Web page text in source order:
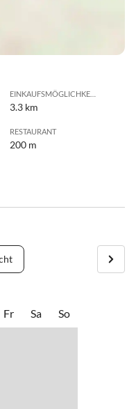
EINKAUFSMÖGLICHKEIT
3.3 km
RESTAURANT
200 m
Fr Sa So